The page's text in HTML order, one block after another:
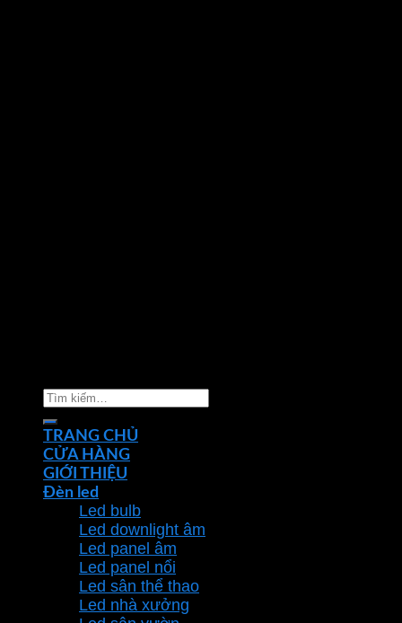
Tìm
kiếm:
TRANG CHỦ
CỬA HÀNG
GIỚI THIỆU
Đèn led
Led bulb
Led downlight âm
Led panel âm
Led panel nổi
Led sân thể thao
Led nhà xưởng